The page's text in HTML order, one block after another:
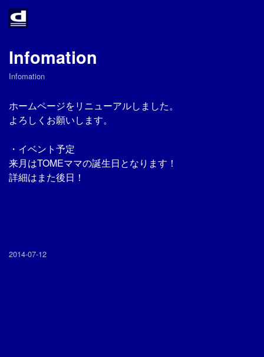
Home
About
Access
Infomation
Twitter
Link
Infomation
Infomation
ホームページをリニューアルしました。
よろしくお願いします。
・イベント予定
来月はTOMEママの誕生日となります！
詳細はまた後日！
2014-07-12